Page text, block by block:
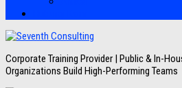
Corporate Training Provider | Public & In-
Organizations Build High-Performing Teams